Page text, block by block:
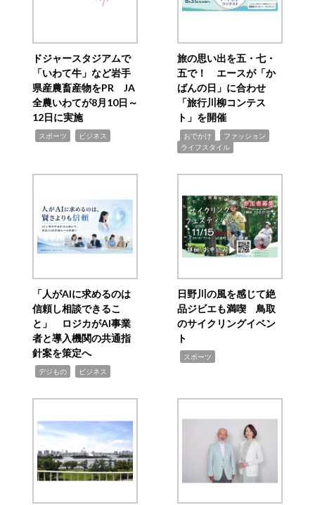
ドジャースタジアムで
「いわて牛」など岩手
県産農畜産物をPR JA
全農いわてが8月10日～
12日に実施
スポーツ ビジネス
旅の思い出を五・七・
五で！ エースが「か
ばんの日」に合わせ
「旅行川柳コンテス
ト」を開催
おでかけ ファッション
ライフスタイル
「人がAIに求めるのは
信頼し相談できるこ
と」 ロジカがAI事業
者と導入機関の共通指
針案を策定へ
デジもの ビジネス
日野川の風を感じて絶
品ジビエも満喫 鳥取
のサイクリングイベン
ト
スポーツ